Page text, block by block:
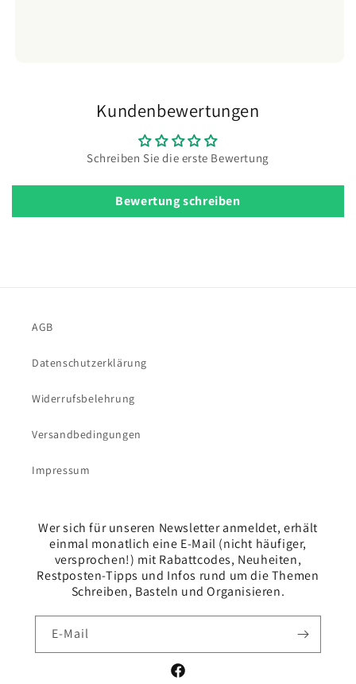
Kundenbewertungen
Schreiben Sie die erste Bewertung
Bewertung schreiben
AGB
Datenschutzerklärung
Widerrufsbelehrung
Versandbedingungen
Impressum
Wer sich für unseren Newsletter anmeldet, erhält
einmal monatlich eine E-Mail (nicht häufiger,
versprochen!) mit Rabattcodes, Neuheiten,
Restposten-Tipps und Infos rund um die Themen
Schreiben, Basteln und Organisieren.
E-Mail
Facebook